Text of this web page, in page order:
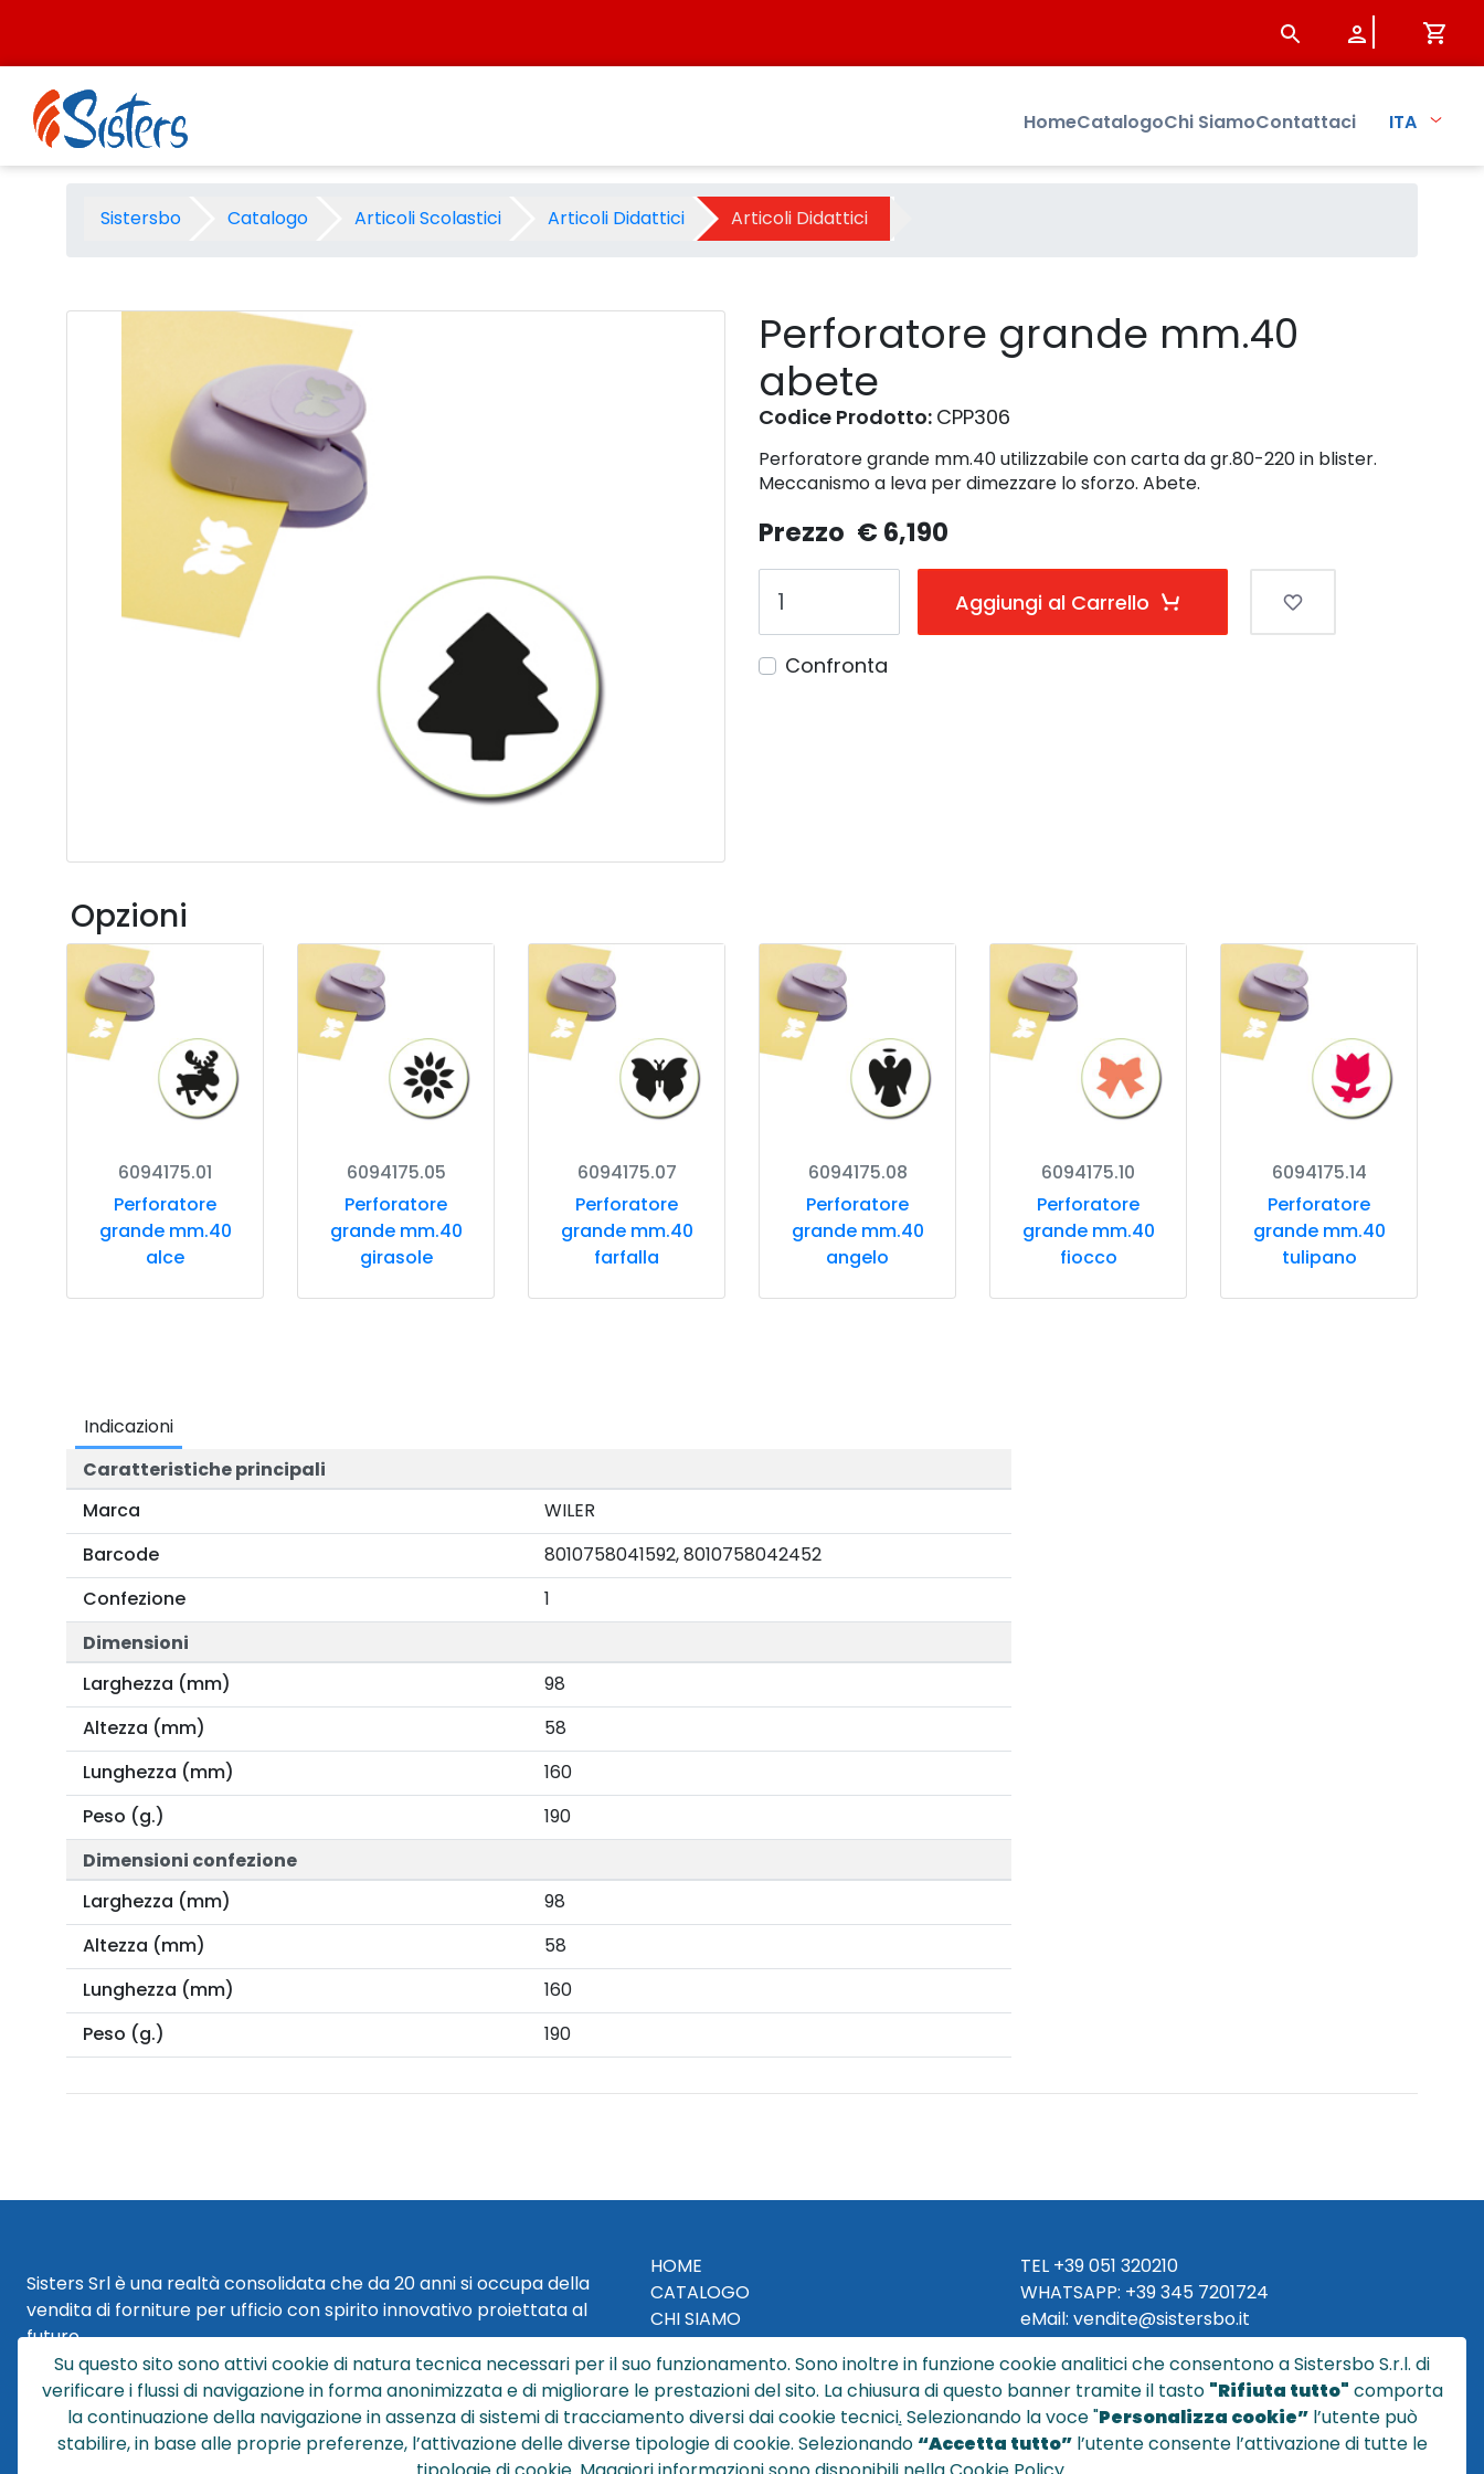
Perforatore grande mm.40 abete - Prodotto - Sistersbo
HomeCatalogoChi SiamoContattaci ITA
Sistersbo Catalogo Articoli Scolastici Articoli Didattici Articoli Didattici
Perforatore grande mm.40
abete
Codice Prodotto: CPP306
Perforatore grande mm.40 utilizzabile con carta da gr.80-220 in blister.
Meccanismo a leva per dimezzare lo sforzo. Abete.
Prezzo € 6,190
Aggiungi al Carrello
Confronta
Opzioni
6094175.01
Perforatore
grande mm.40
alce
6094175.05
Perforatore
grande mm.40
girasole
6094175.07
Perforatore
grande mm.40
farfalla
6094175.08
Perforatore
grande mm.40
angelo
6094175.10
Perforatore
grande mm.40
fiocco
6094175.14
Perforatore
grande mm.40
tulipano
Indicazioni
Caratteristiche principali
Marca
WILER
Barcode
8010758041592, 8010758042452
Confezione
1
Dimensioni
Larghezza (mm)
98
Altezza (mm)
58
Lunghezza (mm)
160
Peso (g.)
190
Dimensioni confezione
Larghezza (mm)
98
Altezza (mm)
58
Lunghezza (mm)
160
Peso (g.)
190
Sisters Srl è una realtà consolidata che da 20 anni si occupa della
vendita di forniture per ufficio con spirito innovativo proiettata al
futuro.
Sisters Srl | Sede Legale
Via Cesare Battisti 29
40018 San Pietro in Casale (BO)
HOME
CATALOGO
CHI SIAMO
NEWS
CONTATTACI
CONDIZIONI DI VENDITA
POLICY PRIVACY
TEL +39 051 320210
WHATSAPP: +39345 7201724
eMail: vendite@sistersbo.it
Orari Uffici:
Lun - Ven: 08:30 - 18:00
Su questo sito sono attivi cookie di natura tecnica necessari per il suo funzionamento. Sono inoltre in funzione cookie analitici che consentono a Sistersbo S.r.l. di
verificare i flussi di navigazione in forma anonimizzata e di migliorare le prestazioni del sito. La chiusura di questo banner tramite il tasto "Rifiuta tutto" comporta
la continuazione della navigazione in assenza di sistemi di tracciamento diversi dai cookie tecnici. Selezionando la voce "Personalizza cookie”l’utente può
stabilire, in base alle proprie preferenze, l’attivazione delle diverse tipologie di cookie. Selezionando “Accetta tutto”l’utente consente l’attivazione di tutte le